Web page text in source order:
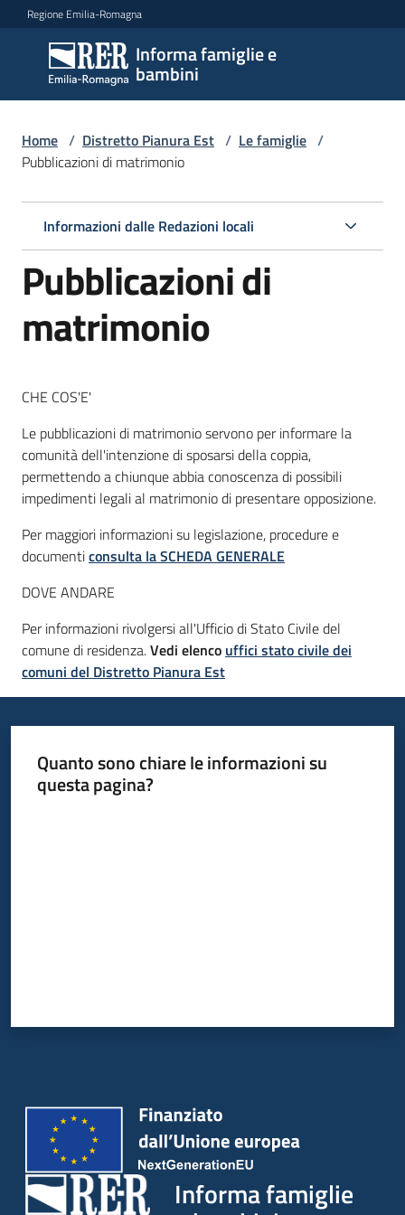
Vai al contenuto
Vai alla navigazione
Vai al footer
Regione Emilia-Romagna
Informa famiglie e
bambini
Informa
famiglie
e
bambini
Argomenti
Servizi
Centri
famiglie
Informazioni
locali
Newsletter
Home / Distretto Pianura Est / Le famiglie /
Pubblicazioni di matrimonio
Informazioni dalle Redazioni locali
Pubblicazioni di
matrimonio
CHE COS'E'
Le pubblicazioni di matrimonio servono per informare la
comunità dell'intenzione di sposarsi della coppia,
permettendo a chiunque abbia conoscenza di possibili
impedimenti legali al matrimonio di presentare opposizione.
Per maggiori informazioni su legislazione, procedure e
documenticonsulta la SCHEDA GENERALE
DOVE ANDARE
Per informazioni rivolgersi all'Ufficio di Stato Civile del
comune di residenza.Vedi elenco uffici stato civile dei
comuni del Distretto Pianura Est
Quanto sono chiare le informazioni su
questa pagina?
Informa famiglie